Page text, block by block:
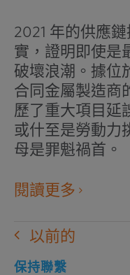
2021 年的供應
實，證明即使是
破壞浪潮。據位
合同金屬製造商
歷了重大項目延
或什至是勞動力
母是罪魁禍首。
閱讀更多在
窗
以前的
保持聯繫